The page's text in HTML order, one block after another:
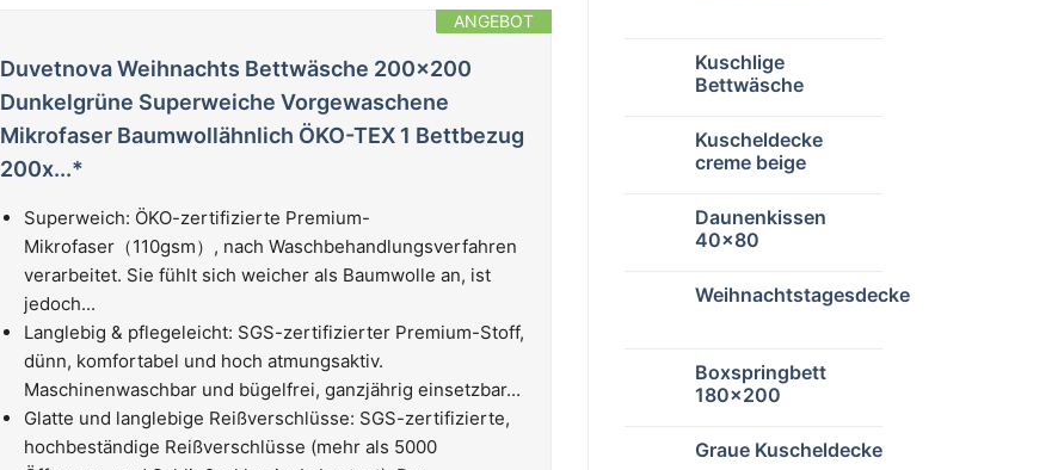
ANGEBOT
Duvetnova Weihnachts Bettwäsche 200x200
Dunkelgrüne Superweiche Vorgewaschene
Mikrofaser Baumwollähnlich ÖKO-TEX 1 Bettbezug
200x...*
Superweich: ÖKO-zertifizierte Premium-
Mikrofaser（110gsm）, nach Waschbehandlungsverfahren
verarbeitet. Sie fühlt sich weicher als Baumwolle an, ist
jedoch...
Langlebig & pflegeleicht: SGS-zertifizierter Premium-Stoff,
dünn, komfortabel und hoch atmungsaktiv.
Maschinenwaschbar und bügelfrei, ganzjährig einsetzbar...
Glatte und langlebige Reißverschlüsse: SGS-zertifizierte,
hochbeständige Reißverschlüsse (mehr als 5000
Kuschlige
Bettwäsche
Kuscheldecke
creme beige
Daunenkissen
40×80
Weihnachtstagesdecke
Boxspringbett
180×200
Graue Kuscheldecke